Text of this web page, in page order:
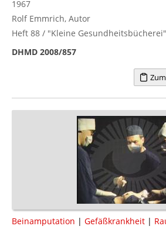
1967
Rolf Emmrich, Autor
Heft 88 / "Kleine
DHMD 2008/857
Beinamputation | Gefäßkrankheit |